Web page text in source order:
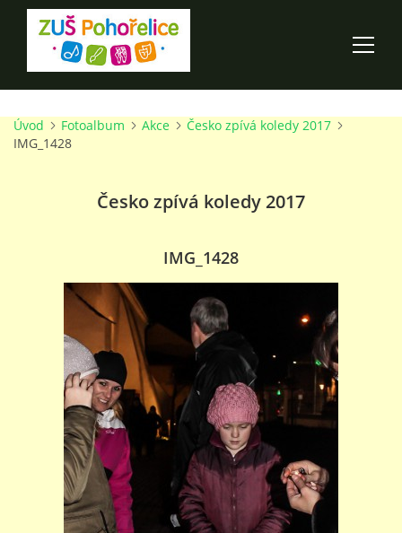
ÚVOD
O ŠKOLE
PRO RODIČE
TALENTOVÉ ZKOUŠKY
STUDIJNÍ OBORY
GALERIE
Úvod Fotoalbum Akce
Česko zpívá koledy 2017
IMG_1428
Česko zpívá koledy 2017
IMG_1428